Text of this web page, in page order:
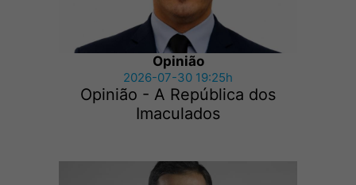
Opinião
2026-07-30 19:25h
Opinião - A República dos
Imaculados